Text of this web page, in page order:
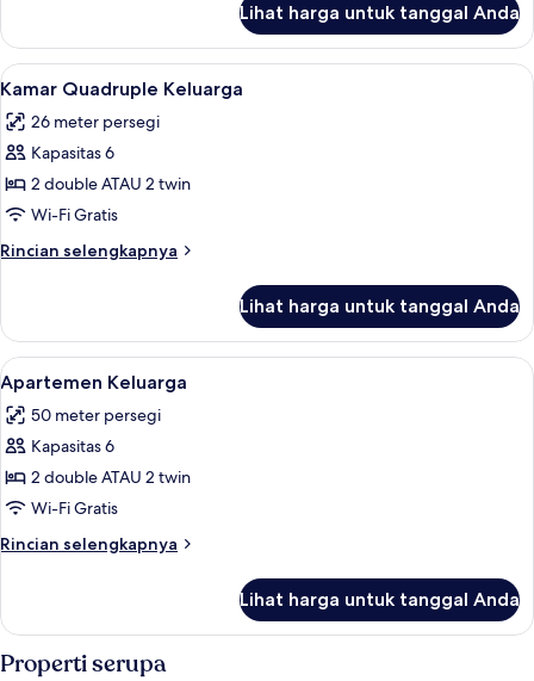
Kamar
Triple
Comfort
Lihat harga untuk tanggal Anda
Lihat
semua
foto
untuk
Kamar
Quadruple
Keluarga
Kamar Quadruple Keluarga |
4
Kamar Quadruple Keluarga
26 meter persegi
Kapasitas 6
2 double ATAU 2 twin
Wi-Fi Gratis
Rincian selengkapnya
Rincian
Kamar
Quadruple
Keluarga
Lihat harga untuk tanggal Anda
Lihat
semua
foto
untuk
Apartemen
Keluarga
Apartemen Keluarga | Makan di
5
Apartemen Keluarga
50 meter persegi
Kapasitas 6
2 double ATAU 2 twin
Wi-Fi Gratis
Rincian selengkapnya
Rincian
Apartemen
Keluarga
Lihat harga untuk tanggal Anda
Properti serupa